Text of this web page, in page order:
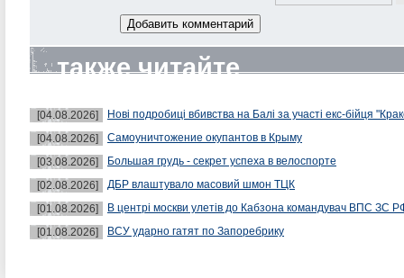
также читайте
[04.08.2026]
Нові подробиці вбивства на Балі за участі екс-бійця
[04.08.2026]
Самоуничтожение окупантов в Крыму
[03.08.2026]
Большая грудь - секрет успеха в велоспорте
[02.08.2026]
ДБР влаштувало масовий шмон ТЦК
[01.08.2026]
В центрі москви улетів до Кабзона командувач ВПС ЗС
[01.08.2026]
ВСУ ударно гатят по Запоребрику